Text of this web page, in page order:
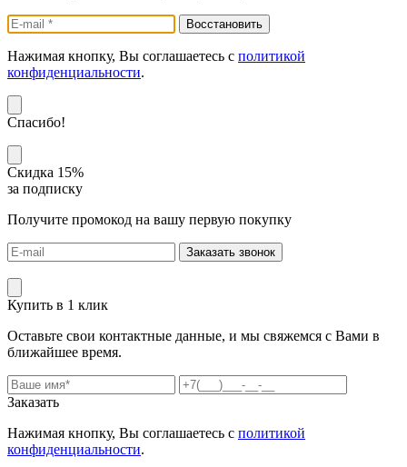
Нажимая кнопку, Вы соглашаетесь с политикой
конфиденциальности.
Спасибо!
Скидка 15%
за подписку
Получите промокод на вашу первую покупку
Заказать звонок
Купить в 1 клик
Оставьте свои контактные данные, и мы свяжемся с Вами в
ближайшее время.
Заказать
Нажимая кнопку, Вы соглашаетесь с политикой
конфиденциальности.